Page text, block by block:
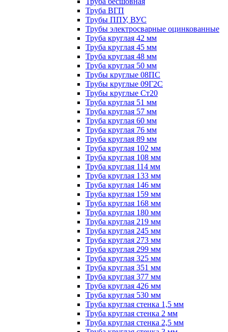
Труба ВГП
Трубы ППУ, ВУС
Трубы электросварные оцинкованные
Труба круглая 42 мм
Труба круглая 45 мм
Труба круглая 48 мм
Труба круглая 50 мм
Трубы круглые 08ПС
Трубы круглые 09Г2С
Трубы круглые Ст20
Труба круглая 51 мм
Труба круглая 57 мм
Труба круглая 60 мм
Труба круглая 76 мм
Труба круглая 89 мм
Труба круглая 102 мм
Труба круглая 108 мм
Труба круглая 114 мм
Труба круглая 133 мм
Труба круглая 146 мм
Труба круглая 159 мм
Труба круглая 168 мм
Труба круглая 180 мм
Труба круглая 219 мм
Труба круглая 245 мм
Труба круглая 273 мм
Труба круглая 299 мм
Труба круглая 325 мм
Труба круглая 351 мм
Труба круглая 377 мм
Труба круглая 426 мм
Труба круглая 530 мм
Труба круглая стенка 1,5 мм
Труба круглая стенка 2 мм
Труба круглая стенка 2,5 мм